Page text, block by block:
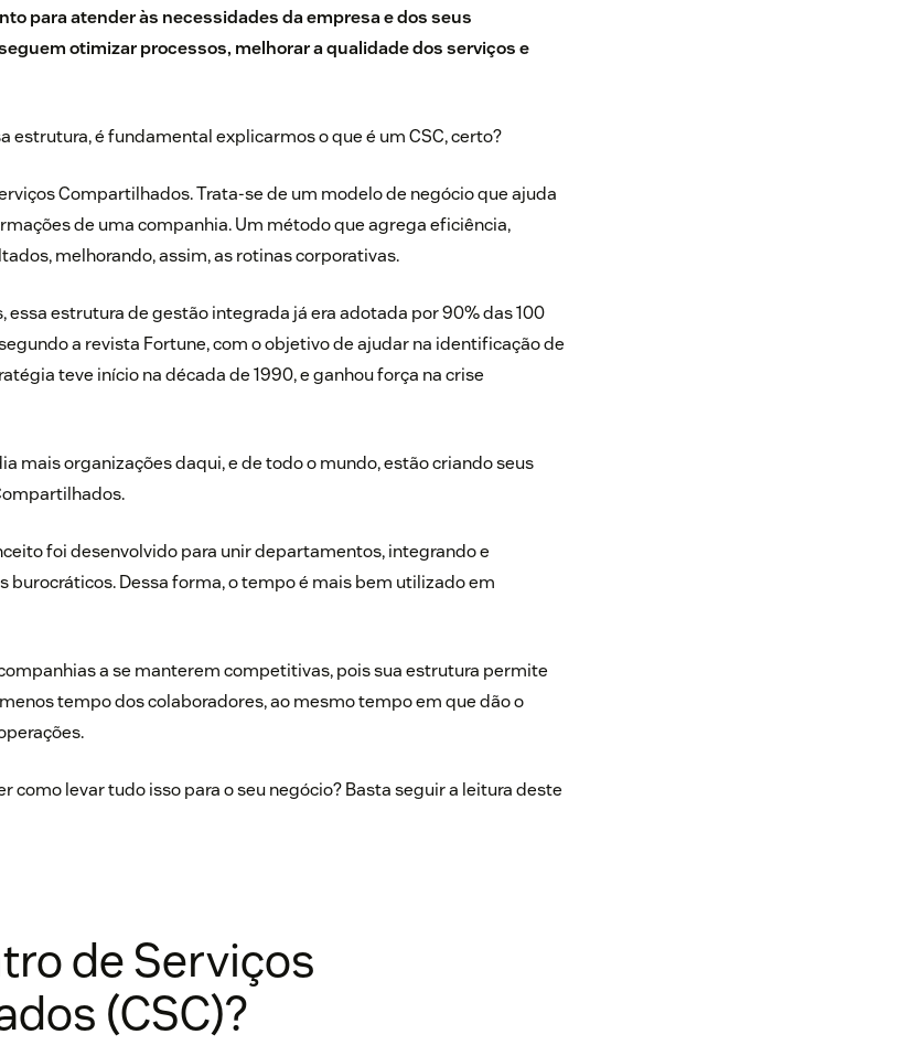
para atender às necessidades da empresa e dos seus
otimizar processos, melhorar a qualidade dos serviços e
estrutura, é fundamental explicarmos o que é um CSC, certo?
Compartilhados. Trata-se de um modelo de negócio que ajuda
de uma companhia. Um método que agrega eficiência,
melhorando, assim, as rotinas corporativas.
essa estrutura de gestão integrada já era adotada por90% das 100
a revista Fortune, com o objetivo de ajudar na identificação de
teve início na década de 1990, e ganhou força na crise
mais organizações daqui, e de todo o mundo, estão criando seus
foi desenvolvido para unir departamentos, integrando e
burocráticos. Dessa forma, o tempo é mais bem utilizado em
a se manterem competitivas, pois sua estrutura permite
tempo dos colaboradores, ao mesmo tempo em que dão o
como levar tudo isso para o seu negócio? Basta seguir a leitura deste
de Serviços
(CSC)?